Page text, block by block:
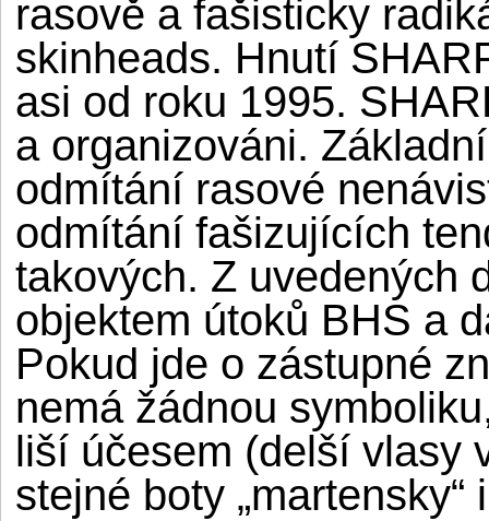
rasově a fašisticky
skinheads. Hnutí
asi od roku 1995.
a organizováni.
odmítání rasové
odmítání fašizujících
takových. Z uvedených
objektem útoků BHS a
Pokud jde o zástupné
nemá žádnou
liší účesem (delší vlasy
stejné boty „martensky“